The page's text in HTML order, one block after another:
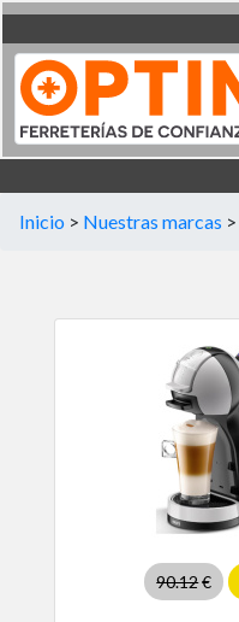
Inicio > Nuestras marcas >
90.12€